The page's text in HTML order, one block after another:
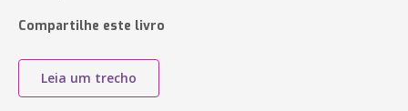
Compartilhe este livro
Leia um trecho